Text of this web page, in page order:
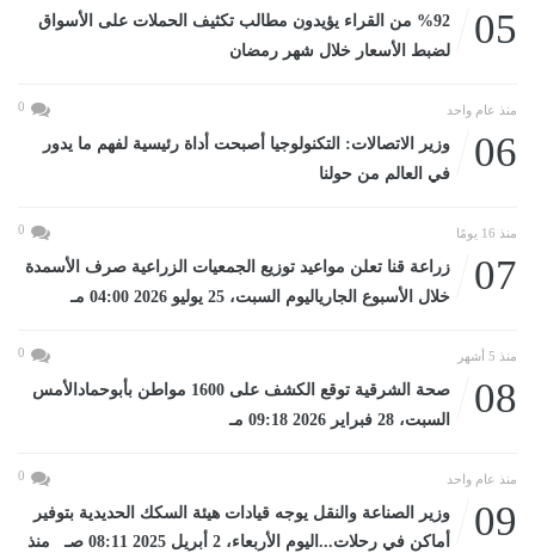
05
%92 من القراء يؤيدون مطالب تكثيف الحملات على الأسواق
لضبط الأسعار خلال شهر رمضان
منذ عام واحد 0
06
وزير الاتصالات: التكنولوجيا أصبحت أداة رئيسية لفهم ما يدور
في العالم من حولنا
منذ 16 يومًا 0
07
زراعة قنا تعلن مواعيد توزيع الجمعيات الزراعية صرف الأسمدة
خلال الأسبوع الجارياليوم السبت، 25 يوليو 2026 04:00 مـ
منذ 5 أشهر 0
08
صحة الشرقية توقع الكشف على 1600 مواطن بأبوحمادالأمس
السبت، 28 فبراير 2026 09:18 مـ
منذ عام واحد 0
09
وزير الصناعة والنقل يوجه قيادات هيئة السكك الحديدية بتوفير
أماكن في رحلات...اليوم الأربعاء، 2 أبريل 2025 08:11 صـ منذ